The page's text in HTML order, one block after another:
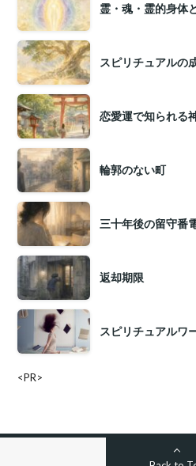
霊・魂・霊的身体
スピリチュアルの
恋愛運で知られる
輪郭のない町
三十年後の留守番
返却期限
スピリチュアルワ
<PR>